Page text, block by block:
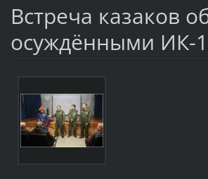
Встреча казаков
осуждёнными ИК-